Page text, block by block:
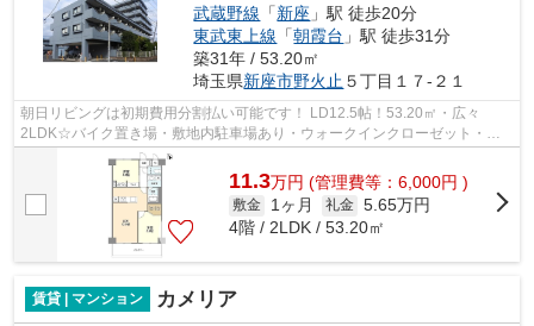
武蔵野線 「新座 」駅 徒歩20分
東武東上線 「朝霞台 」駅 徒歩31分
築31年 / 53.20㎡
埼玉県新座市野火止 ５丁目１７-２１
朝日リビングは初期費用分割払い可能です！ LD12.5帖！53.20㎡・広々
2LDK☆バイク置き場・敷地内駐車場あり・ウォークインクローゼット・室
内洗濯機置場・エアコン・オートロック・モニ...
11.3万円 (管理費等：6,000円 )
敷金 1ヶ月 礼金 5.65万円
4階 / 2LDK / 53.20㎡
賃貸 | マンション カメリア